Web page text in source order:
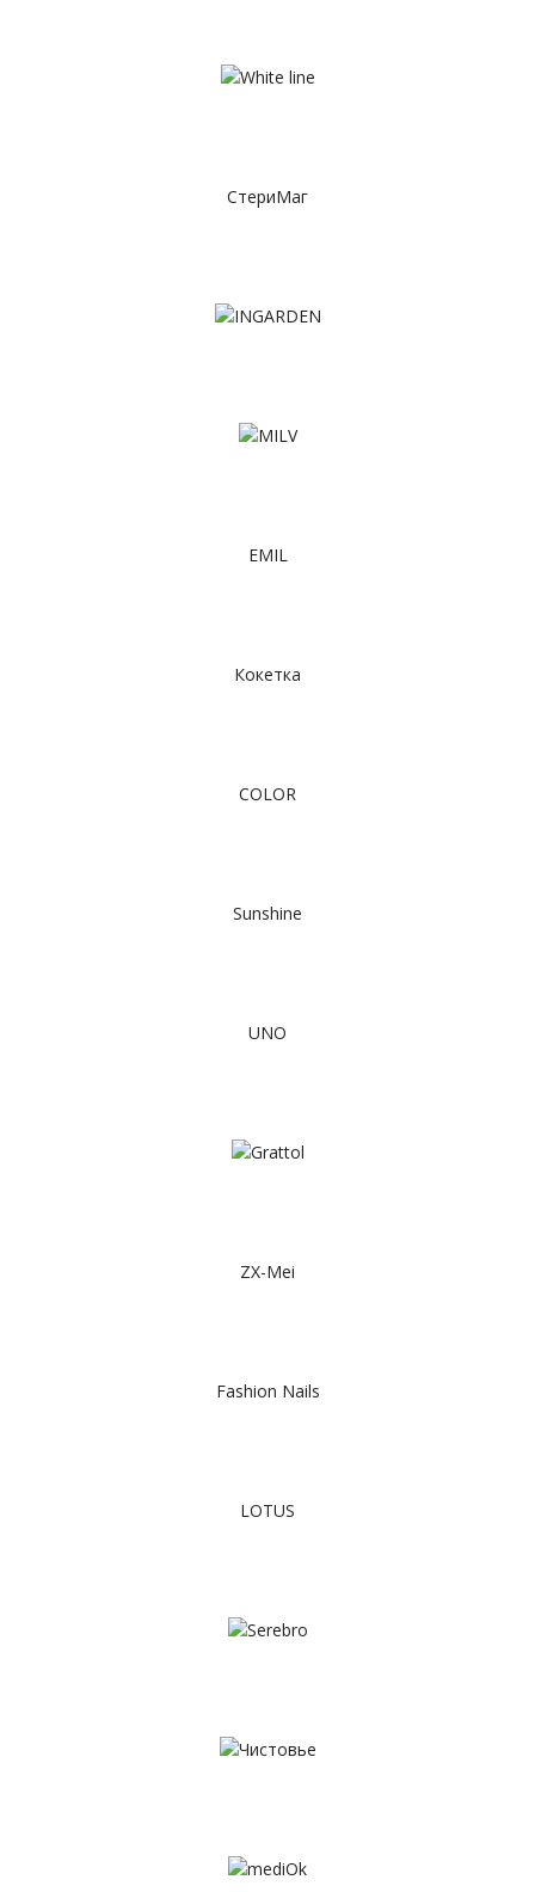
СтериМаг
EMIL
Кокетка
COLOR
Sunshine
UNO
ZX-Mei
Fashion Nails
LOTUS